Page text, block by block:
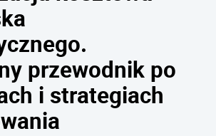
przewodnik po
i strategiach